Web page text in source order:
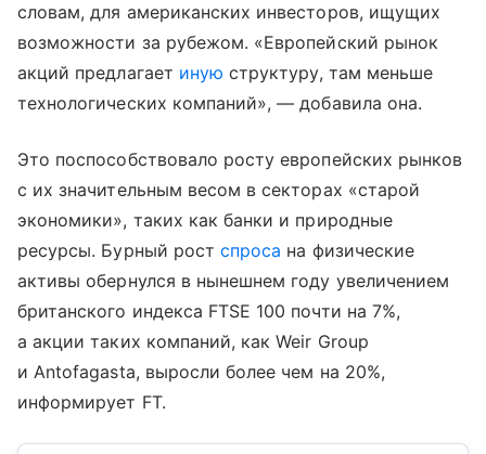
словам, для американских инвесторов, ищущих
возможности за рубежом. «Европейский рынок
акций предлагает иную структуру, там меньше
технологических компаний», — добавила она.
Это поспособствовало росту европейских рынков
с их значительным весом в секторах «старой
экономики», таких как банки и природные
ресурсы. Бурный ростспроса на физические
активы обернулся в нынешнем году увеличением
британского индекса FTSE 100 почти на 7%,
а акции таких компаний, как Weir Group
и Antofagasta, выросли более чем на 20%,
информирует FT.